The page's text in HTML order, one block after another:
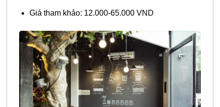
Giá tham khảo: 12.000-65.000 VND